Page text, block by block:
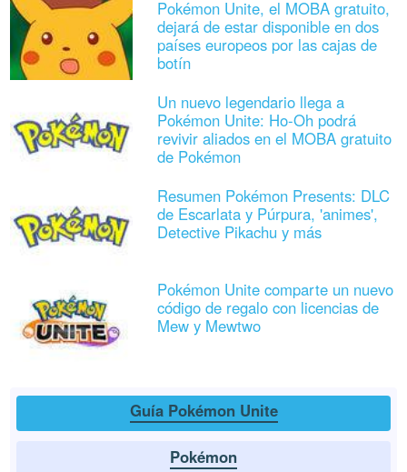
Pokémon Unite, el MOBA gratuito,
dejará de estar disponible en dos
países europeos por las cajas de
botín
Un nuevo legendario llega a
Pokémon Unite: Ho-Oh podrá
revivir aliados en el MOBA gratuito
de Pokémon
Resumen Pokémon Presents: DLC
de Escarlata y Púrpura, 'animes',
Detective Pikachu y más
Pokémon Unite comparte un nuevo
código de regalo con licencias de
Mew y Mewtwo
Guía Pokémon Unite
Pokémon